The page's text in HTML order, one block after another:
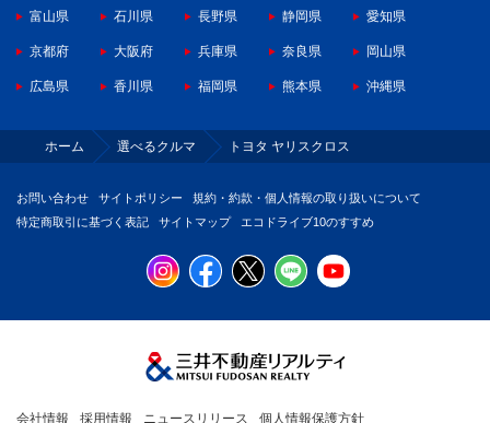
富山県 石川県 長野県 静岡県 愛知県
京都府 大阪府 兵庫県 奈良県 岡山県
広島県 香川県 福岡県 熊本県 沖縄県
ホーム 選べるクルマ トヨタ ヤリスクロス
お問い合わせ サイトポリシー
規約・約款・個人情報の取り扱いについて
特定商取引に基づく表記
サイトマップ エコドライブ10のすすめ
会社情報 採用情報 ニュースリリース 個人情報保護方針